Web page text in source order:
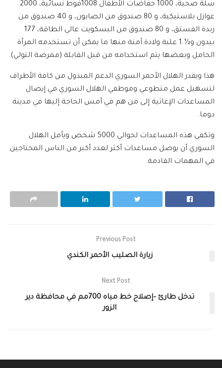
سلة صحية، 1000 حفاضات الأطفال 1008فوط نسائية، 2000
عوازل بلاستيكية، و 80 صندوق من الصابون، و 40 صندوق من
زبدة الفستق، و 80 صندوق من البسكويت عالي الطاقة، 177
بيدون و½.1 علبة ولادة آمنة منها ما يمكن أن تستخدمه المرأة
الحامل وبعضها يتم استخدامه من قبل القابلة (ممرضة التولي).
هذا ويقدر الهلال الأحمر السوري الدعم المبذول من كافة الأطراف
لتسهيل عمل متطوعي وموظفي الهلال السوري في إيصال
المساعدات الإغاثية إلى من هم في أمس الحاجة إليها في مدينة
دوما.
وتكفي هذه المساعدات لحوالي 5000 شخص ويأمل الهلال
السوري أن يوصل مساعدات أكثر لعدد أكبر من الناس المحتاجين
في المهمات القادمة.
Previous Post
زيارة الصليب الأحمر الكندي
Next Post
تدخل طارئ –إصلاح خط مياه 700مم في محافظة دير
الزور